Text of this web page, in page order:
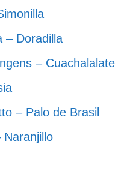
– Doradilla
– Cuachalalate
– Palo de Brasil
Naranjillo